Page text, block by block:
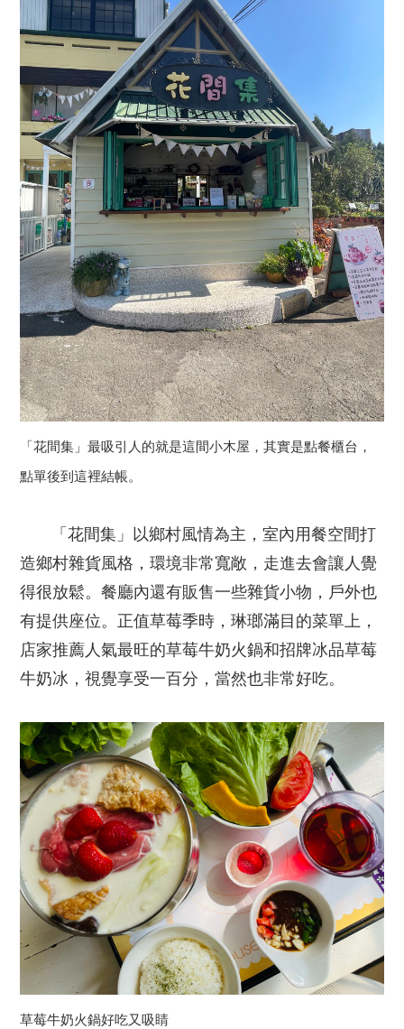
「花間集」最吸引人的就是這間小木屋，其實是點餐櫃台，
點單後到這裡結帳。
「花間集」以鄉村風情為主，室內用餐空間打
造鄉村雜貨風格，環境非常寬敞，走進去會讓人覺
得很放鬆。餐廳內還有販售一些雜貨小物，戶外也
有提供座位。正值草莓季時，琳瑯滿目的菜單上，
店家推薦人氣最旺的草莓牛奶火鍋和招牌冰品草莓
牛奶冰，視覺享受一百分，當然也非常好吃。
草莓牛奶火鍋好吃又吸睛